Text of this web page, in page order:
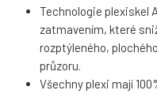
Technologie plexiskel
zatmavením, které
rozptýleného,
průzoru.
Všechny plexi mají